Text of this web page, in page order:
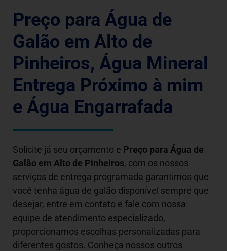
Preço para Água de
Galão em Alto de
Pinheiros, Água Mineral
Entrega Próximo à mim
e Água Engarrafada
Solicite já seu orçamento e Preço para Água de
Galão em Alto de Pinheiros, com os nossos
serviços de entrega programada garantimos que
você tenha água de galão disponível sempre que
desejar, entre em contato e fale com nossa
equipe de atendimento especializado,
proporcionamos escolhas personalizadas para
diferentes gostos. Conheça nossos outros